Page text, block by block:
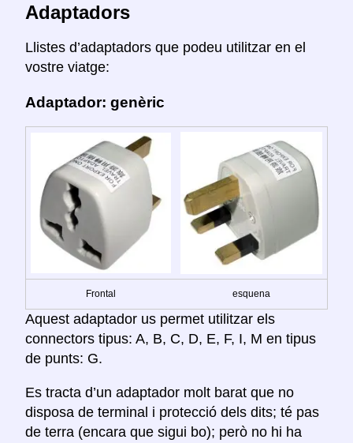
Adaptadors
Llistes d’adaptadors que podeu utilitzar en el
vostre viatge:
Adaptador: genèric
Frontal esquena
Aquest adaptador us permet utilitzar els
connectors tipus: A, B, C, D, E, F, I, M en tipus
de punts: G.
Es tracta d’un adaptador molt barat que no
disposa de terminal i protecció dels dits; té pas
de terra (encara que sigui bo); però no hi ha